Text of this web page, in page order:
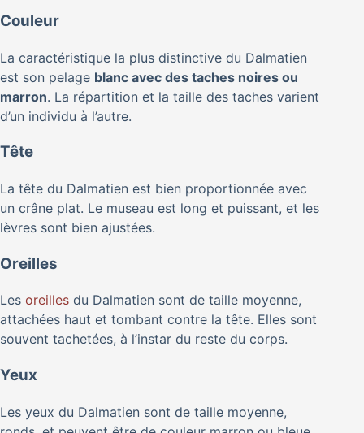
Couleur
La caractéristique la plus distinctive du Dalmatien
est son pelage blanc avec des taches noires ou
marron. La répartition et la taille des taches varient
d’un individu à l’autre.
Tête
La tête du Dalmatien est bien proportionnée avec
un crâne plat. Le museau est long et puissant, et les
lèvres sont bien ajustées.
Oreilles
Les oreilles du Dalmatien sont de taille moyenne,
attachées haut et tombant contre la tête. Elles sont
souvent tachetées, à l’instar du reste du corps.
Yeux
Les yeux du Dalmatien sont de taille moyenne,